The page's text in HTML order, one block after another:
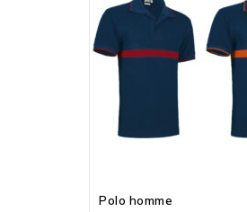
Polo homme